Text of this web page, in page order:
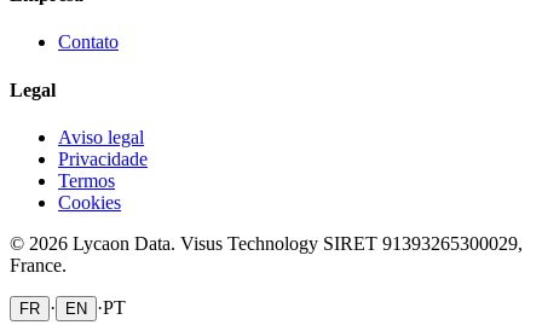
Contato
Legal
Aviso legal
Privacidade
Termos
Cookies
© 2026 Lycaon Data. Visus Technology SIRET 91393265300029,
France.
FR · EN ·PT